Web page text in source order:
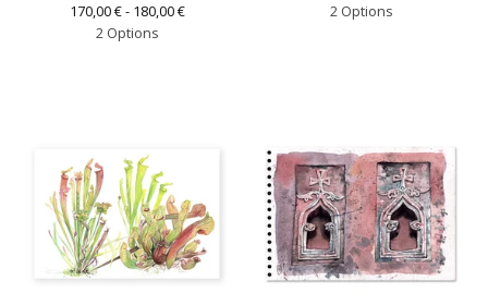
170,00€- 180,00€
2 Options
2 Options